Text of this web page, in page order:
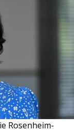
Rosenheim-